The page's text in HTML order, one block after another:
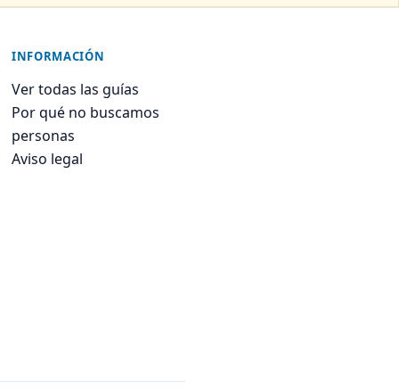
INFORMACIÓN
Ver todas las guías
Por qué no buscamos
personas
Aviso legal